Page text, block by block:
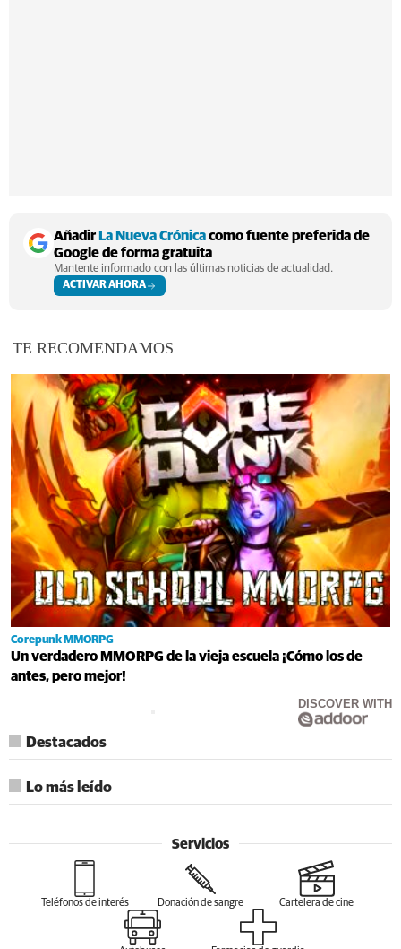
Añadir La Nueva Crónicacomo fuente preferida de
Google de forma gratuita
Mantente informado con las últimas noticias de actualidad.
ACTIVAR AHORA
TE RECOMENDAMOS
Corepunk MMORPG
Un verdadero MMORPG de la vieja escuela ¡Cómo los de
antes, pero mejor!
DISCOVER WITH
Destacados
Lo más leído
Servicios
Teléfonos de interés Donación de sangre Cartelera de cine